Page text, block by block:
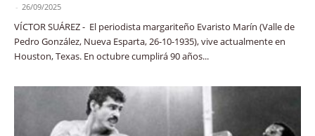
- 26/09/2025
VÍCTOR SUÁREZ - El periodista margariteño Evaristo Marín (Valle de
Pedro González, Nueva Esparta, 26-10-1935), vive actualmente en
Houston, Texas. En octubre cumplirá 90 años...